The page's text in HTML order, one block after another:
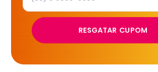
RESGATAR CUPOM